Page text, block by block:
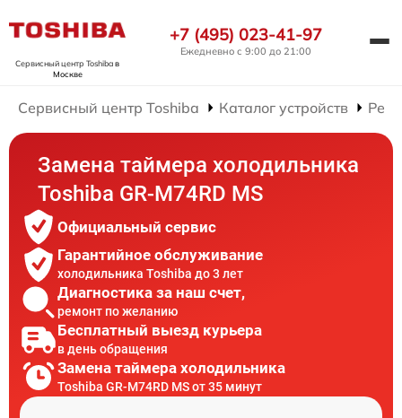
Сервисный центр Toshibaв
Москве
+7 (495) 023-41-97
Ежедневно с 9:00 до 21:00
Сервисный центр Toshiba Каталог устройств
Замена таймера холодильника
Toshiba GR-M74RD MS
Официальный сервис
Гарантийное обслуживание
холодильника Toshiba до 3 лет
Диагностика за наш счет,
ремонт по желанию
Бесплатный выезд курьера
в день обращения
Замена таймера холодильника
Toshiba GR-M74RD MS от 35 минут